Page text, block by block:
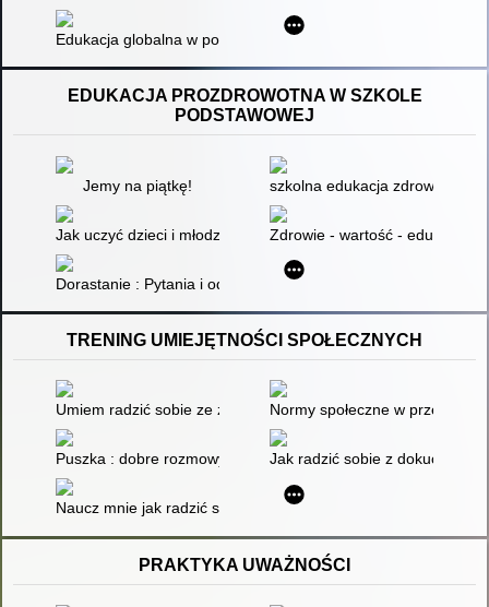
Edukacja globalna w polskich szkołach, czyli refleksje nad
EDUKACJA PROZDROWOTNA W SZKOLE
PODSTAWOWEJ
Jemy na piątkę! szkolna edukacja zdrowotna :
Jak uczyć dzieci i młodzież zdrowego stylu życia? : edukacja
Zdrowie - wartość - edukacja
Dorastanie : Pytania i odpowiedzi
TRENING UMIEJĘTNOŚCI SPOŁECZNYCH
Umiem radzić sobie ze złością : ćwiczenia dla dzieci : 40
Normy społeczne w
Puszka : dobre rozmowy na ważne tematy. Cz. 2
Jak radzić sobie z
Naucz mnie jak radzić sobie z emocjami, komunikować się,
PRAKTYKA UWAŻNOŚCI